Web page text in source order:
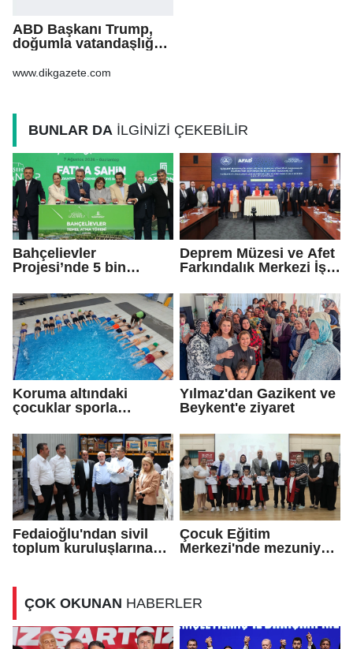
ABD Başkanı Trump,
doğumla vatandaşlığa
genişleten
www.dikgazete.com
BUNLAR DA İLGİNİZİ ÇEKEBİLİR
Bahçelievler
Projesi’nde 5 bin
Deprem Müzesi ve Afet
Farkındalık Merkezi İş
Koruma altındaki
çocuklar sporla
Yılmaz'dan Gazikent ve
Beykent'e ziyaret
Fedaioğlu'ndan sivil
toplum kuruluşlarına
Çocuk Eğitim
Merkezi'nde mezuniyet
ÇOK OKUNAN HABERLER